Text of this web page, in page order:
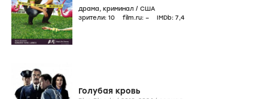
драма, криминал / США
зрители: 10 film.ru: – IMDb: 7,4
Голубая кровь